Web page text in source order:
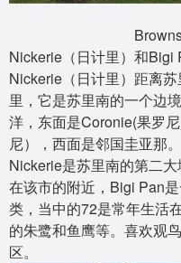
Nickerie（日计里）和Bigi
Nickerie（日计里）距离
里，它是苏里南的一个边
洋，东面是Coronie(果罗
尼），西面是邻国圭亚那。
Nickerie是苏里南的第二
在该市的附近，Bigi Pan
类，当中的72是常年生活
的朱鹭和鱼鹰等。喜欢观
区。